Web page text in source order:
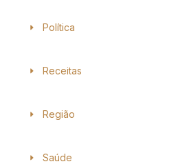
Política
Receitas
Região
Saúde